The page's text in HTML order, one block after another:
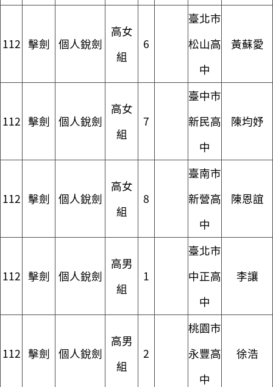
112 擊劍 個人銳劍
高女
組
6
臺北市
松山高
中
黃蘇愛
112 擊劍 個人銳劍
高女
組
7
臺中市
新民高
中
陳均妤
112 擊劍 個人銳劍
高女
組
8
臺南市
新營高
中
陳恩誼
112 擊劍 個人銳劍
高男
組
1
臺北市
中正高
中
李讓
112 擊劍 個人銳劍
高男
組
2
桃園市
永豐高
中
徐浩